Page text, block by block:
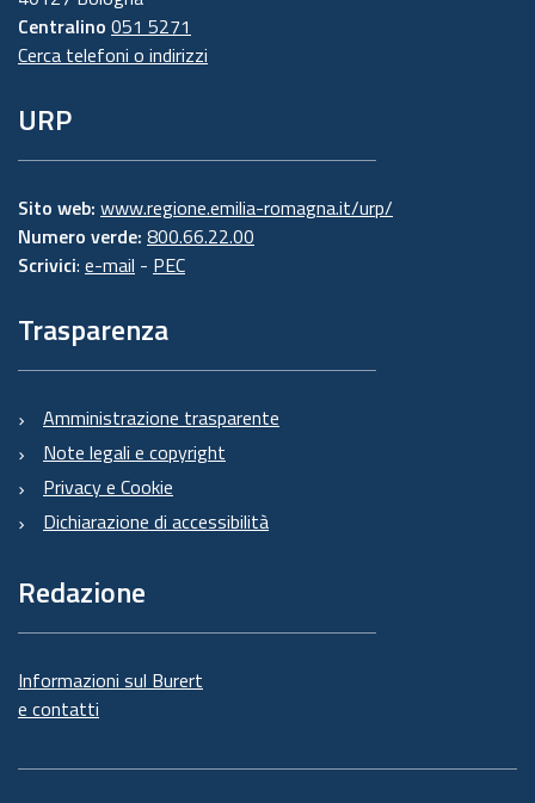
Centralino 051 5271
Cerca telefoni o indirizzi
URP
Sito web: www.regione.emilia-romagna.it/urp/
Numero verde: 800.66.22.00
Scrivici: e-mail - PEC
Trasparenza
Amministrazione trasparente
Note legali e copyright
Privacy e Cookie
Dichiarazione di accessibilità
Redazione
Informazioni sul Burert
e contatti